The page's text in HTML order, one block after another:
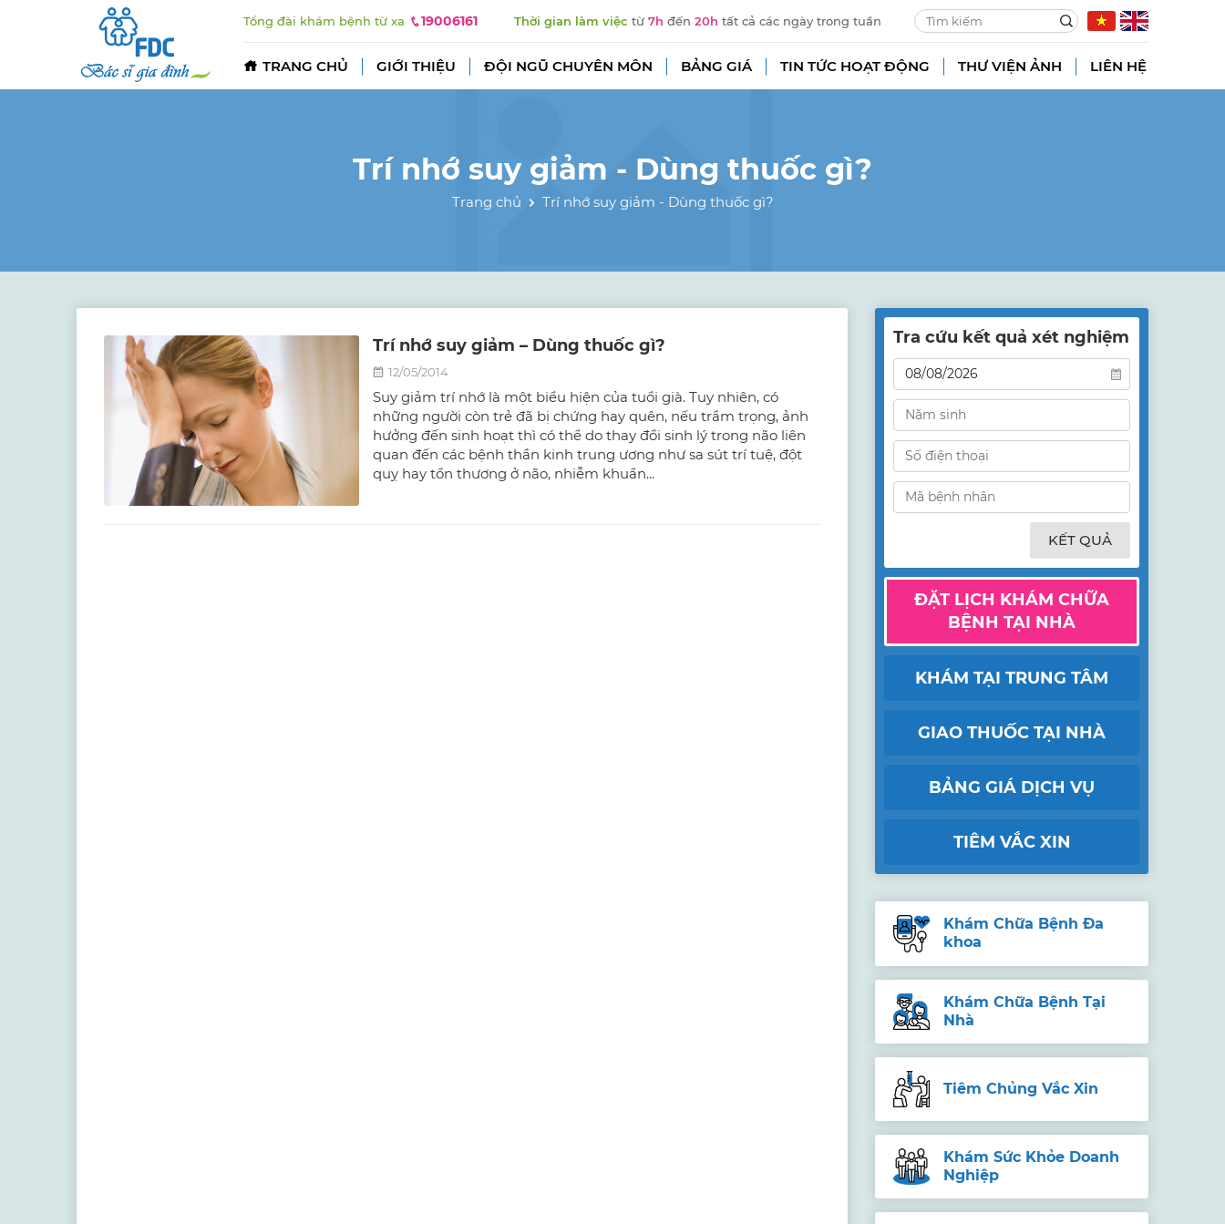
Tổng đài khám bệnh từ xa 19006161 Thời gian làm việc từ 7h đến 20h tất cả các ngày trong tuần
TRANG CHỦ GIỚI THIỆU ĐỘI NGŨ CHUYÊN MÔN BẢNG GIÁ TIN TỨC HOẠT ĐỘNG THƯ VIỆN ẢNH LIÊN HỆ
Trí nhớ suy giảm - Dùng thuốc gì?
Trang chủ Trí nhớ suy giảm - Dùng thuốc gì?
Trí nhớ suy giảm – Dùng thuốc gì?
12/05/2014
Suy giảm trí nhớ là một biểu hiện của tuổi già. Tuy nhiên, có
những người còn trẻ đã bị chứng hay quên, nếu trầm trọng, ảnh
hưởng đến sinh hoạt thì có thể do thay đổi sinh lý trong não liên
quan đến các bệnh thần kinh trung ương như sa sút trí tuệ, đột
quỵ hay tổn thương ở não, nhiễm khuẩn...
Tra cứu kết quả xét nghiệm
KẾT QUẢ
ĐẶT LỊCH KHÁM CHỮA
BỆNH TẠI NHÀ
KHÁM TẠI TRUNG TÂM
GIAO THUỐC TẠI NHÀ
BẢNG GIÁ DỊCH VỤ
TIÊM VẮC XIN
Khám Chữa Bệnh Đa
khoa
Khám Chữa Bệnh Tại
Nhà
Tiêm Chủng Vắc Xin
Khám Sức Khỏe Doanh
Nghiệp